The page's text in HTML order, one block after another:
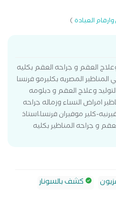
العيادة)
العقم و جراحه العقم بكليه
المصريه بكليرمو فرنسا
وعلاج العقم و دبلومه
امراض النساء وزماله جراحه
كلير موفيران فرنسا،استاذ
و جراحه المناظير بكليه
كشف بالسونار